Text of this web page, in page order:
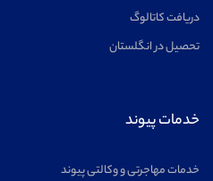
دریافت کاتالوگ
تحصیل در انگلستان
خدمات پیوند
خدمات مهاجرتی و وکالتی پیوند